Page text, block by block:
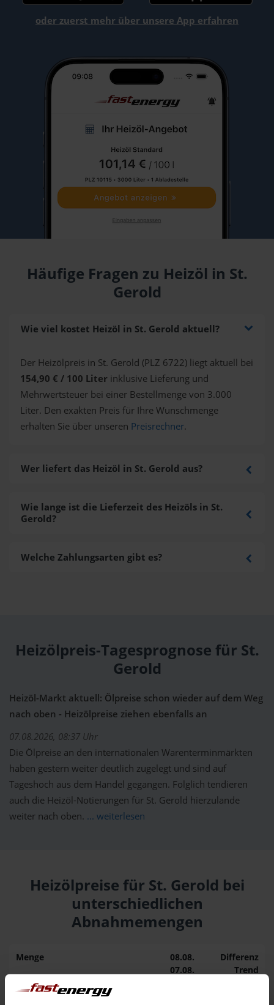
oder zuerst mehr über unsere App erfahren
Häufige Fragen zu Heizöl in St.
Gerold
Wie viel kostet Heizöl in St. Gerold aktuell?
Der Heizölpreis in St. Gerold (PLZ 6722) liegt aktuell bei
154,90 € / 100 Liter inklusive Lieferung und
Mehrwertsteuer bei einer Bestellmenge von 3.000
Liter. Den exakten Preis für Ihre Wunschmenge
erhalten Sie über unseren Preisrechner.
Wer liefert das Heizöl in St. Gerold aus?
Wie lange ist die Lieferzeit des Heizöls in St.
Gerold?
Welche Zahlungsarten gibt es?
Heizölpreis-Tagesprognose für St.
Gerold
Heizöl-Markt aktuell: Ölpreise schon wieder auf dem Weg
nach oben - Heizölpreise ziehen ebenfalls an
07.08.2026, 08:37 Uhr
Die Ölpreise an den internationalen Warenterminmärkten
haben gestern weiter deutlich zugelegt und sind auf
Tageshoch aus dem Handel gegangen. Folglich tendieren
auch die Heizöl-Notierungen für St. Gerold hierzulande
weiter nach oben. ... weiterlesen
Heizölpreise für St. Gerold bei
unterschiedlichen
Abnahmemengen
Menge
08.08.
07.08.
Differenz
Trend
1.000 Liter